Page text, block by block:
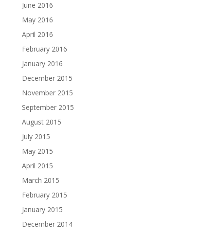
June 2016
May 2016
April 2016
February 2016
January 2016
December 2015
November 2015
September 2015
August 2015
July 2015
May 2015
April 2015
March 2015
February 2015
January 2015
December 2014